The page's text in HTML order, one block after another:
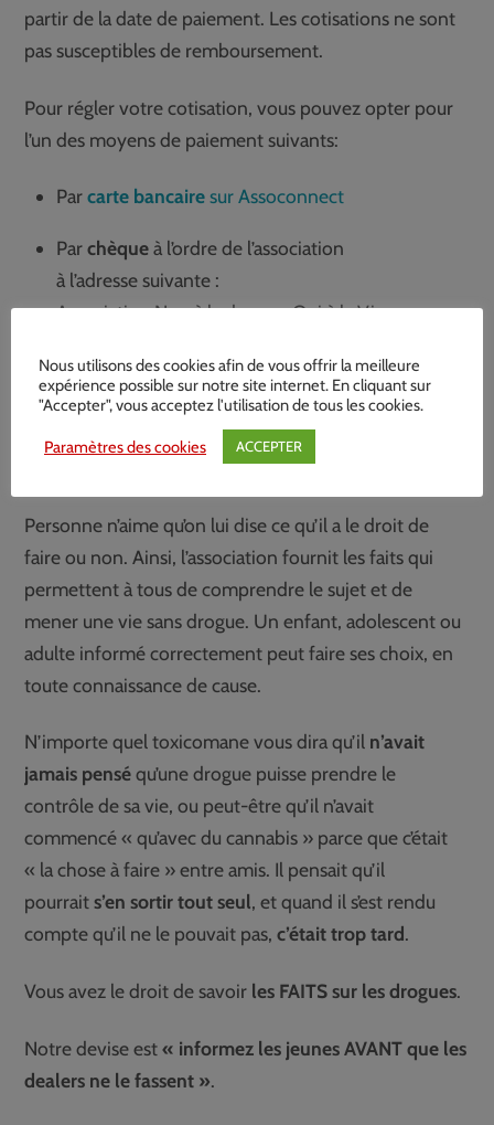
partir de la date de paiement. Les cotisations ne sont
pas susceptibles de remboursement.
Pour régler votre cotisation, vous pouvez opter pour
l’un des moyens de paiement suivants:
Parcarte bancairesur Assoconnect
Parchèqueà l’ordre de l’association
à l’adresse suivante :
Association Non à la drogue, Oui à la Vie
95100 Argenteuil
Non à la drogue, Oui à la vie est une association loi
reconnue d’intérêt général*.
Personne n’aime qu’on lui dise ce qu’il a le droit de
faire ou non. Ainsi, l’association fournit les faits qui
permettent à tous de comprendre le sujet et de
mener une vie sans drogue. Un enfant, adolescent ou
adulte informé correctement peut faire ses choix, en
toute connaissance de cause.
N’importe quel toxicomane vous dira qu’il n’avait
jamais penséqu’une drogue puisse prendre le
contrôle de sa vie, ou peut-être qu’il n’avait
commencé « qu’avec du cannabis » parce que c’était
« la chose à faire » entre amis. Il pensait qu’il
pourraits’en sortir tout seul, et quand il s’est rendu
compte qu’il ne le pouvait pas,c’était trop tard.
Vous avez le droit de savoir les FAITS sur les drogues.
Notre devise est« informez les jeunes AVANT que les
dealers ne le fassent ».
Nous utilisons des cookies afin de vous offrir la meilleure
expérience possible sur notre site internet. En cliquant sur
"Accepter", vous acceptez l'utilisation de tous les cookies.
Paramètres des cookies ACCEPTER